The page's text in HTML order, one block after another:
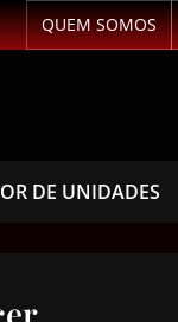
QUEM SOMOS
DE UNIDADES